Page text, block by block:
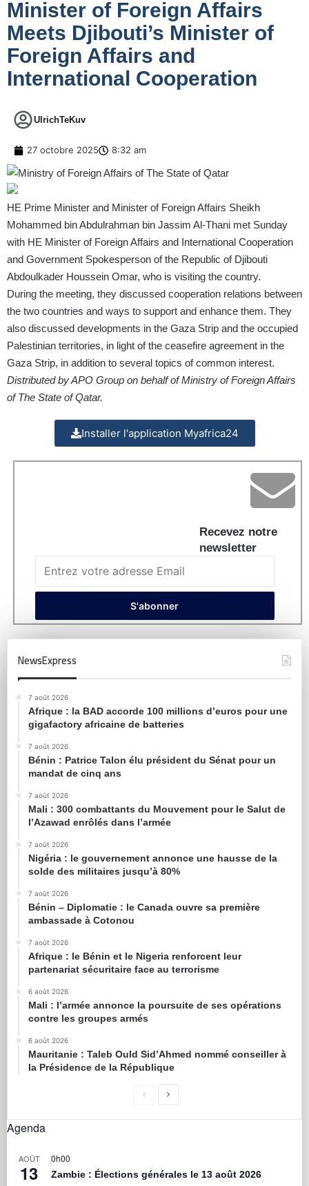
Minister of Foreign Affairs
Meets Djibouti’s Minister of
Foreign Affairs and
International Cooperation
UlrichTeKuv
27 octobre 2025 8:32 am
HE Prime Minister and Minister of Foreign Affairs Sheikh
Mohammed bin Abdulrahman bin Jassim Al-Thani met Sunday
with HE Minister of Foreign Affairs and International Cooperation
and Government Spokesperson of the Republic of Djibouti
Abdoulkader Houssein Omar, who is visiting the country.
During the meeting, they discussed cooperation relations between
the two countries and ways to support and enhance them. They
also discussed developments in the Gaza Strip and the occupied
Palestinian territories, in light of the ceasefire agreement in the
Gaza Strip, in addition to several topics of common interest.
Distributed by APO Group on behalf of Ministry of Foreign Affairs
of The State of Qatar.
Installer l'application Myafrica24
Recevez notre
newsletter
NewsExpress
7 août 2026
Afrique : la BAD accorde 100 millions d’euros pour une
gigafactory africaine de batteries
7 août 2026
Bénin : Patrice Talon élu président du Sénat pour un
mandat de cinq ans
7 août 2026
Mali : 300 combattants du Mouvement pour le Salut de
l’Azawad enrôlés dans l’armée
7 août 2026
Nigéria : le gouvernement annonce une hausse de la
solde des militaires jusqu’à 80%
7 août 2026
Bénin – Diplomatie : le Canada ouvre sa première
ambassade à Cotonou
7 août 2026
Afrique : le Bénin et le Nigeria renforcent leur
partenariat sécuritaire face au terrorisme
6 août 2026
Mali : l’armée annonce la poursuite de ses opérations
contre les groupes armés
6 août 2026
Mauritanie : Taleb Ould Sid’Ahmed nommé conseiller à
la Présidence de la République
Agenda
AOÛT
13
0h00
Zambie : Élections générales le 13 août 2026